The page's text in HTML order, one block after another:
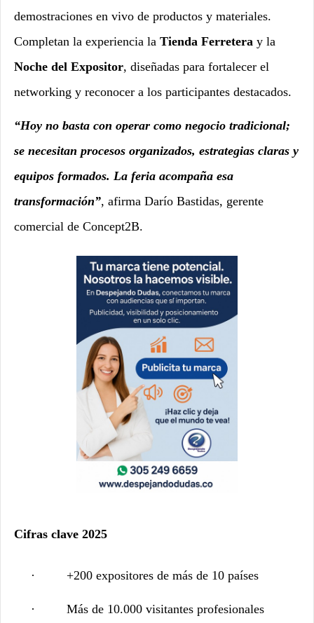
demostraciones en vivo de productos y materiales.
Completan la experiencia la Tienda Ferretera y la
Noche del Expositor, diseñadas para fortalecer el
networking y reconocer a los participantes destacados.
“Hoy no basta con operar como negocio tradicional;
se necesitan procesos organizados, estrategias claras y
equipos formados. La feria acompaña esa
transformación”, afirma Darío Bastidas, gerente
comercial de Concept2B.
Cifras clave 2025
· +200 expositores de más de 10 países
·
Más de 10.000 visitantes profesionales